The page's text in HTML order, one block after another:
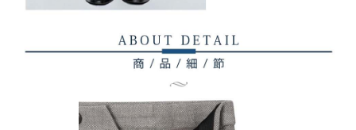
ります。支払い期限を過ぎた場合、その金額に基づいて年利20%の遅延滞
納金が加算されます。未成年の利用者は、事前に法定代理人または後見人
の同意を得ればAFTEEをご利用いただけます。
個人情報の処理、利用について疑問がある、または関連する法律の権利を
行使したい場合は、ネットプロテクションズcs_tw@netprotections.co.jp
にご連絡ください。上記に示した個人情報を、必要な購入注文書とあわせ